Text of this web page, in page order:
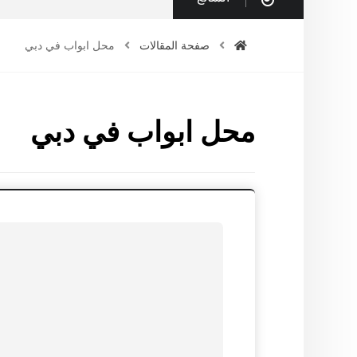
صفحة المقالات محل ابواب في دبي
محل ابواب في دبي